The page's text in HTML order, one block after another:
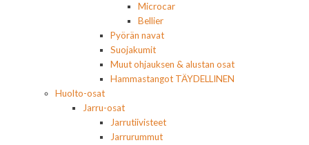
Microcar
Bellier
Pyörän navat
Suojakumit
Muut ohjauksen & alustan osat
Hammastangot TÄYDELLINEN
Huolto-osat
Jarru-osat
Jarrutiivisteet
Jarrurummut